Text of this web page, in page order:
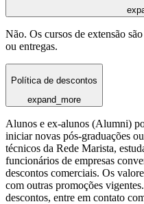
Não. Os cursos de extensão
ou entregas.
Política de descontos
expand_more
Alunos e ex-alunos (Alumni)
iniciar novas pós-graduações
técnicos da Rede Marista,
funcionários de empresas
descontos comerciais. Os
com outras promoções
descontos, entre em contato